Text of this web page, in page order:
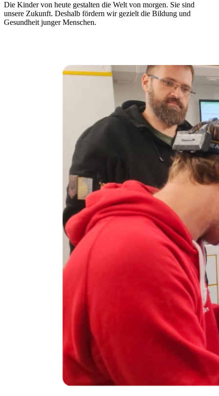
Die Kinder von heute gestalten die Welt von morgen. Sie sind
unsere Zukunft. Deshalb fördern wir gezielt die Bildung und
Gesundheit junger Menschen.